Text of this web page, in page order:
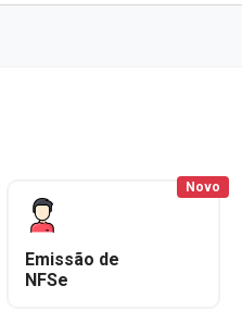
Emissão de
NFSe
Novo